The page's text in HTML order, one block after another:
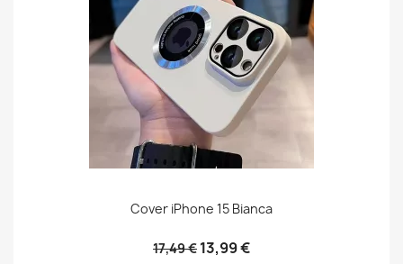
Cover iPhone 15 Bianca
17,49 € 13,99 €